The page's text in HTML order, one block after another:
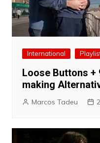
International
Loose Buttons
making
Marcos Tadeu